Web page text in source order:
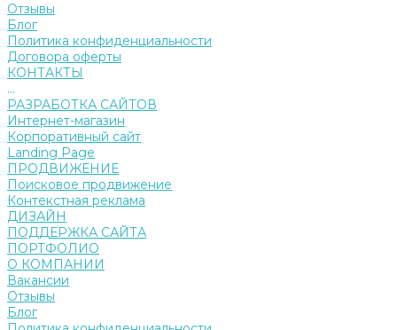
Отзывы
Блог
Политика конфиденциальности
Договора оферты
КОНТАКТЫ
...
РАЗРАБОТКА САЙТОВ
Интернет-магазин
Корпоративный сайт
Landing Page
ПРОДВИЖЕНИЕ
Поисковое продвижение
Контекстная реклама
ДИЗАЙН
ПОДДЕРЖКА САЙТА
ПОРТФОЛИО
О КОМПАНИИ
Вакансии
Отзывы
Блог